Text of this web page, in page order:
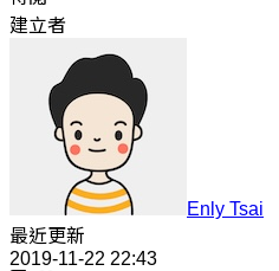
建立者
Enly Tsai
最近更新
2019-11-22 22:43